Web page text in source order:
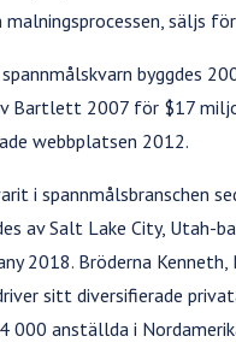
säljs
byggdes
Bartlett 2007 för $17
webbplatsen 2012.
i spannmålsbranschen
av Salt Lake City, Utah-
2018. Bröderna Kenneth,
sitt diversifierade
000 anställda i